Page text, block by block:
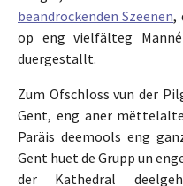
beandrockenden Szeenen,
op eng vielfälteg
duergestallt.
Zum Ofschloss vun der
Gent, eng aner
Paräis deemools eng
Gent huet de Grupp un
der Kathedral